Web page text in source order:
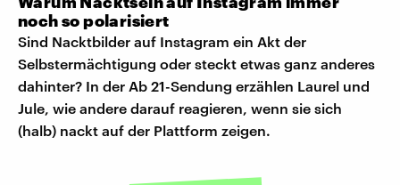
noch so polarisiert
Sind Nacktbilder auf Instagram ein Akt der
Selbstermächtigung oder steckt etwas ganz anderes
dahinter? In der Ab 21-Sendung erzählen Laurel und
Jule, wie andere darauf reagieren, wenn sie sich
(halb) nackt auf der Plattform zeigen.